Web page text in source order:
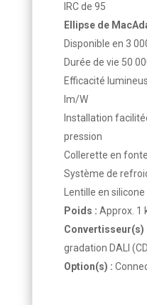
IRC de 95
Ellipse de
Disponible en 3
Durée de vie 50
Efficacité
lm/W
Installation
pression
Collerette en
Système de
Lentille en silicone
Poids : Approx. 1
Convertisseur(s)
gradation DALI
Option(s) :